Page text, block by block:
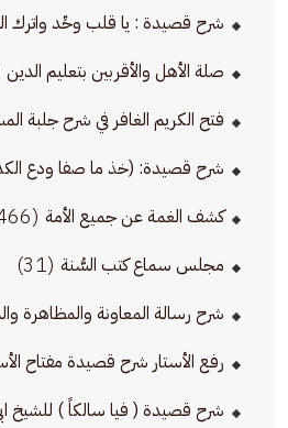
شرح قصيدة : يا قلب وحِّد واترك
صلة الأهل والأقربين بتعليم الدين
فتح الكريم الغافر في شرح جلبة
شرح قصيدة: (خذ ما صفا ودع
كشف الغمة عن جميع الأمة (466)
مجلس سماع كتب السُّنة (31)
شرح رسالة المعاونة والمظاهرة
رفع الأستار شرح قصيدة مفتاح
شرح قصيدة ( فيا سالكاً ) للشيخ